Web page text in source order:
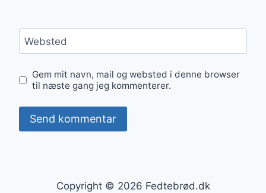
Websted
Gem mit navn, mail og websted i denne browser
til næste gang jeg kommenterer.
Copyright © 2026 Fedtebrød.dk